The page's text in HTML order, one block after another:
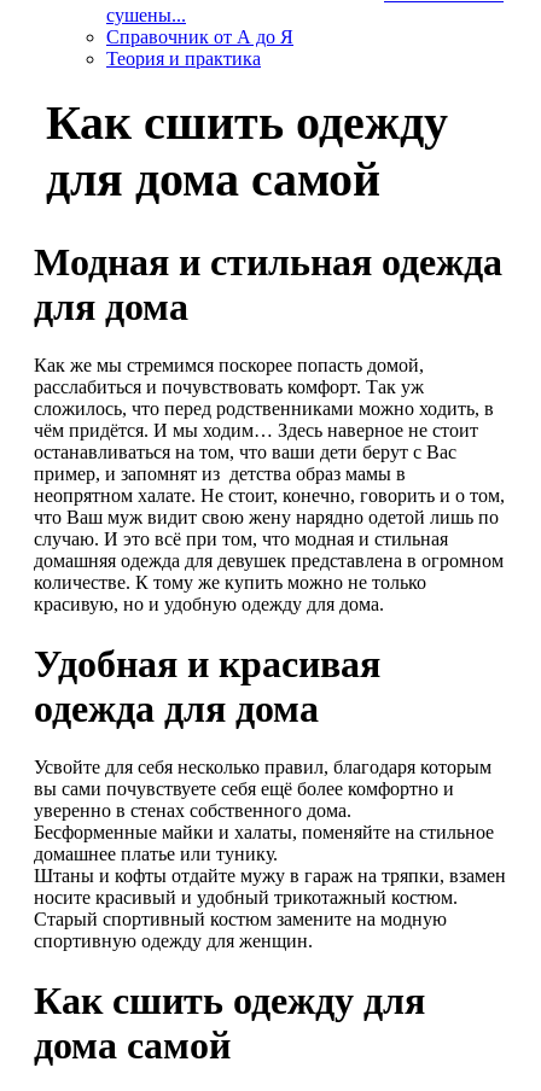
сушены...
Справочник от А до Я
Теория и практика
Как сшить одежду
для дома самой
Модная и стильная одежда
для дома
Как же мы стремимся поскорее попасть домой,
расслабиться и почувствовать комфорт. Так уж
сложилось, что перед родственниками можно ходить, в
чём придётся. И мы ходим… Здесь наверное не стоит
останавливаться на том, что ваши дети берут с Вас
пример, и запомнят из детства образ мамы в
неопрятном халате. Не стоит, конечно, говорить и о том,
что Ваш муж видит свою жену нарядно одетой лишь по
случаю. И это всё при том, что модная и стильная
домашняя одежда для девушек представлена в огромном
количестве. К тому же купить можно не только
красивую, но и удобную одежду для дома.
Удобная и красивая
одежда для дома
Усвойте для себя несколько правил, благодаря которым
вы сами почувствуете себя ещё более комфортно и
уверенно в стенах собственного дома.
Бесформенные майки и халаты, поменяйте на стильное
домашнее платье или тунику.
Штаны и кофты отдайте мужу в гараж на тряпки, взамен
носите красивый и удобный трикотажный костюм.
Старый спортивный костюм замените на модную
спортивную одежду для женщин.
Как сшить одежду для
дома самой